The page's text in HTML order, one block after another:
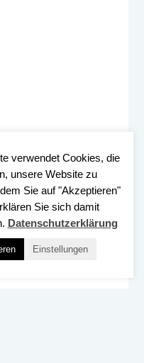
verwendet Cookies, die
unsere Website zu
Sie auf "Akzeptieren"
Sie sich damit
Datenschutzerklärung
Einstellungen